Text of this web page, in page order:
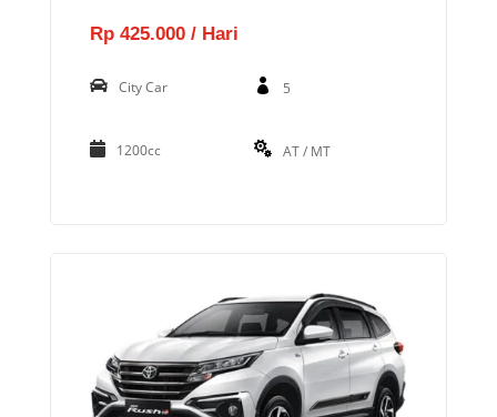
Rp 425.000 / Hari
City Car 5
1200cc AT / MT